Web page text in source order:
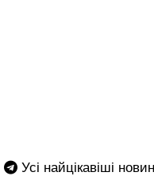
Усі найцікавіші